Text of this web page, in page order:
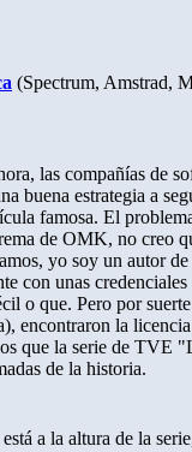
(Spectrum, Amstrad,
las compañías de
buena estrategia a
famosa. El
de OMK, no creo
yo soy un autor
con unas
o que. Pero por
encontraron la
que la serie de TVE
de la historia.
a la altura de la